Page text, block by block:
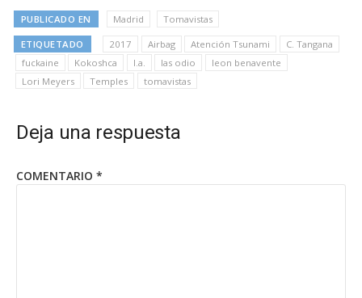
PUBLICADO EN Madrid Tomavistas
ETIQUETADO 2017 Airbag Atención Tsunami
C. Tangana
fuckaine
Kokoshca l.a. las odio
leon benavente
Lori Meyers
Temples tomavistas
Deja una respuesta
COMENTARIO *